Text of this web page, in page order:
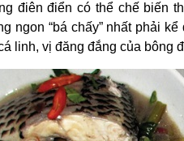
điên điển có thể chế biến
ngon “bá chấy” nhất phải
linh, vị đăng đắng của bông